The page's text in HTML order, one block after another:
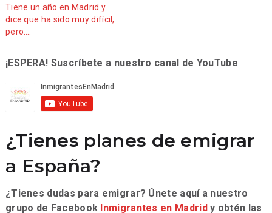
Tiene un año en Madrid y
dice que ha sido muy difícil,
pero….
¡ESPERA! Suscríbete a nuestro canal de YouTube
¿Tienes planes de emigrar
a España?
¿Tienes dudas para emigrar? Únete aquí a nuestro
grupo de Facebook Inmigrantes en Madridy obtén las